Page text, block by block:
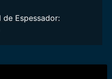
Espessador: